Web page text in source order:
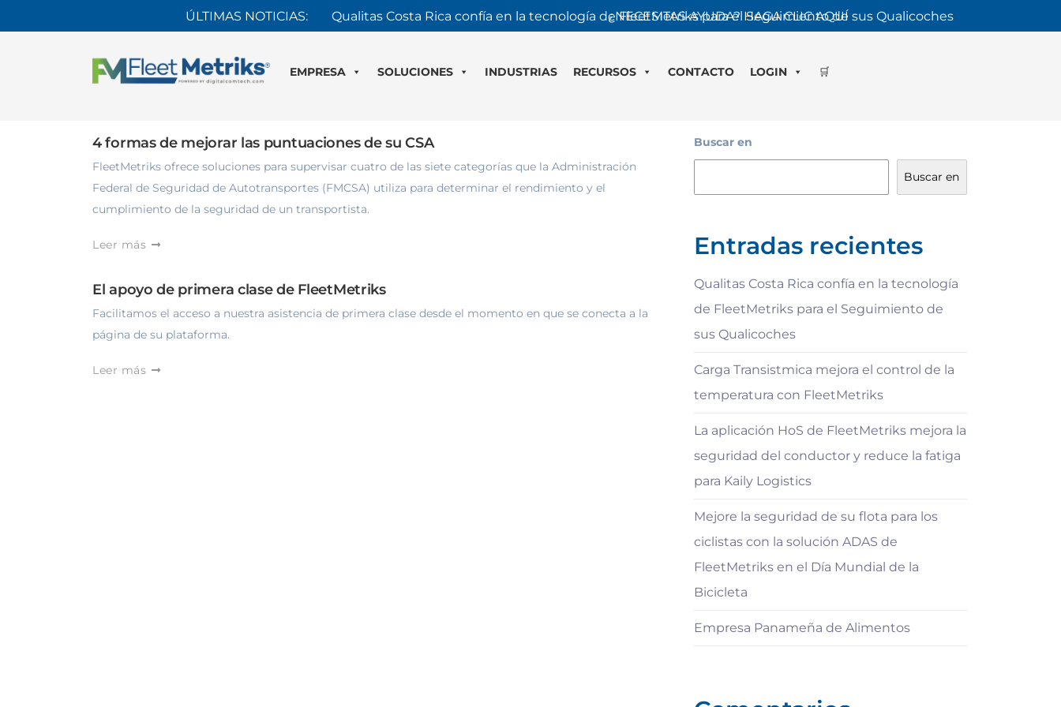
EMPRESA SOLUCIONES INDUSTRIAS RECURSOS CONTACTO LOGIN 🛒
4 formas de mejorar las puntuaciones de su CSA
FleetMetriks ofrece soluciones para supervisar cuatro de las siete categorías que la Administración
Federal de Seguridad de Autotransportes (FMCSA) utiliza para determinar el rendimiento y el
cumplimiento de la seguridad de un transportista.
Leer más
El apoyo de primera clase de FleetMetriks
Facilitamos el acceso a nuestra asistencia de primera clase desde el momento en que se conecta a la
página de su plataforma.
Leer más
Buscar en
Buscar en
Entradas recientes
Qualitas Costa Rica confía en la tecnología
de FleetMetriks para el Seguimiento de
sus Qualicoches
Carga Transistmica mejora el control de la
temperatura con FleetMetriks
La aplicación HoS de FleetMetriks mejora la
seguridad del conductor y reduce la fatiga
para Kaily Logistics
Mejore la seguridad de su flota para los
ciclistas con la solución ADAS de
FleetMetriks en el Día Mundial de la
Bicicleta
Empresa Panameña de Alimentos
ÚLTIMAS NOTICIAS: ¿NECESITAS AYUDA? HAGA CLIC AQUÍ
Qualitas Costa Rica confía en la tecnología de FleetMetriks para el Seguimiento de sus Qualicoches